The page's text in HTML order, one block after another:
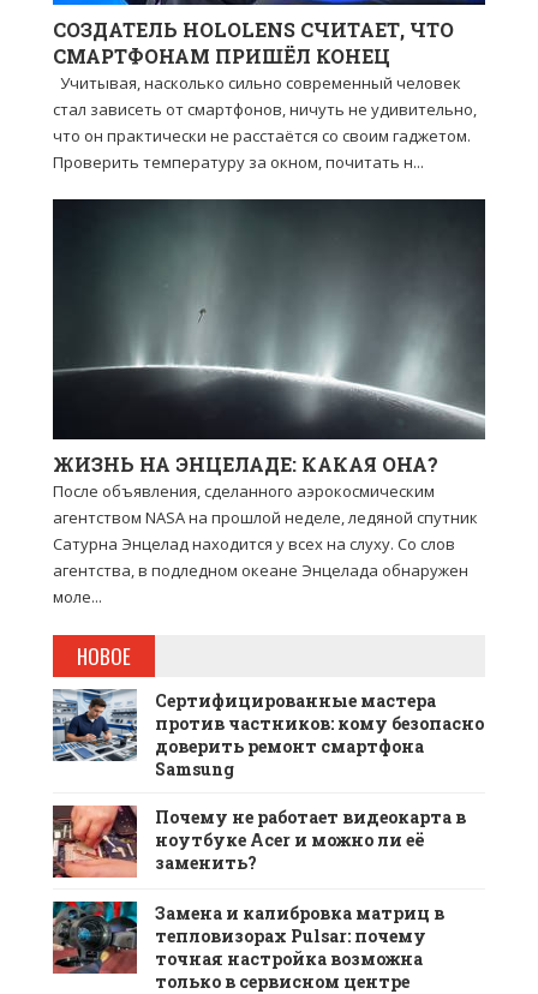
СОЗДАТЕЛЬ HOLOLENS СЧИТАЕТ, ЧТО
СМАРТФОНАМ ПРИШЁЛ КОНЕЦ
Учитывая, насколько сильно современный человек
стал зависеть от смартфонов, ничуть не удивительно,
что он практически не расстаётся со своим гаджетом.
Проверить температуру за окном, почитать н...
ЖИЗНЬ НА ЭНЦЕЛАДЕ: КАКАЯ ОНА?
После объявления, сделанного аэрокосмическим
агентством NASA на прошлой неделе, ледяной спутник
Сатурна Энцелад находится у всех на слуху. Со слов
агентства, в подледном океане Энцелада обнаружен
моле...
НОВОЕ
Сертифицированные мастера
против частников: кому безопасно
доверить ремонт смартфона
Samsung
Почему не работает видеокарта в
ноутбуке Acer и можно ли её
заменить?
Замена и калибровка матриц в
тепловизорах Pulsar: почему
точная настройка возможна
только в сервисном центре